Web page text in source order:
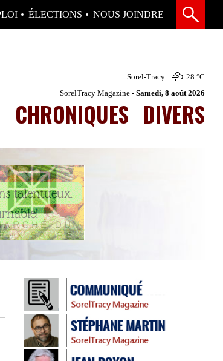
ÉLECTIONS NOUS JOINDRE
Sorel-Tracy 28 °C
SorelTracy Magazine - Samedi, 8 août 2026
CHRONIQUES DIVERS